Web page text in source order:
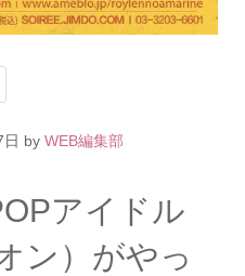
日 by WEB編集部
アイドル
ン）がやっ